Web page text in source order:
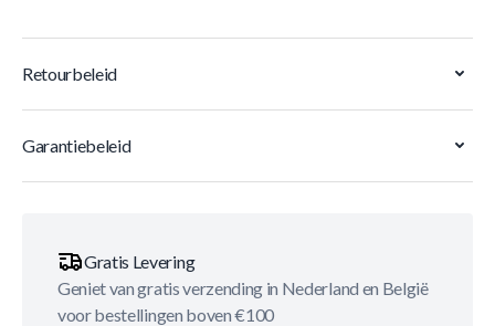
Retourbeleid
Garantiebeleid
Gratis Levering
Geniet van gratis verzending in Nederland en België
voor bestellingen boven €100